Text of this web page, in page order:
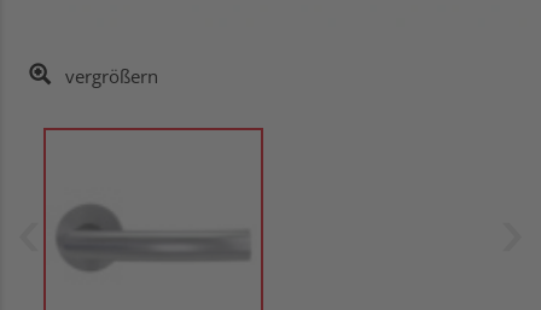
vergrößern